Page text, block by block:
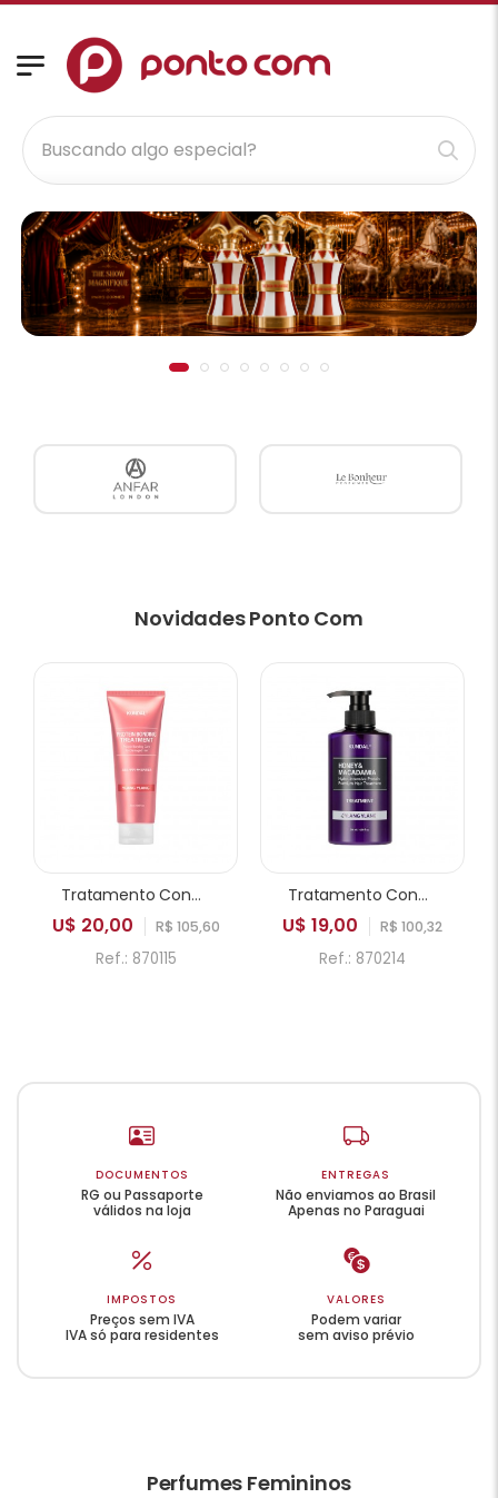
Novidades Ponto Com
Tratamento Condicionador KUNDAL Protein Bonding Care Ylang Ylang 250ml
U$ 20,00 R$ 105,60
Ref.: 870115
Tratamento Condicionador KUNDAL Honey & Macadamia Hydro Intensive Protein Ylang Ylang 500ml
U$ 19,00 R$ 100,32
Ref.: 870214
DOCUMENTOS
RG ou Passaporte
válidos na loja
ENTREGAS
Não enviamos ao Brasil
Apenas no Paraguai
IMPOSTOS
Preços sem IVA
IVA só para residentes
VALORES
Podem variar
sem aviso prévio
Perfumes Femininos